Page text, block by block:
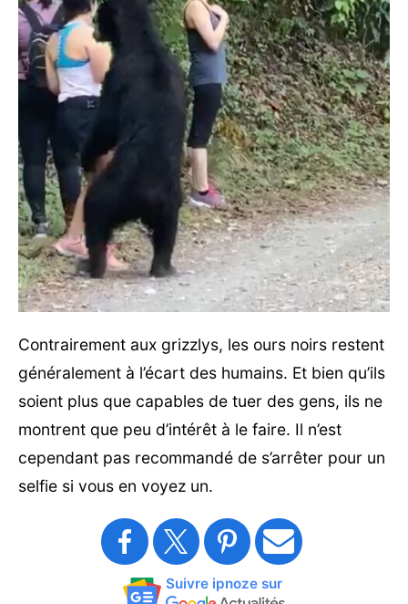
Contrairement aux grizzlys, les ours noirs restent
généralement à l’écart des humains. Et bien qu’ils
soient plus que capables de tuer des gens, ils ne
montrent que peu d’intérêt à le faire. Il n’est
cependant pas recommandé de s’arrêter pour un
selfie si vous en voyez un.
Suivre ipnoze sur